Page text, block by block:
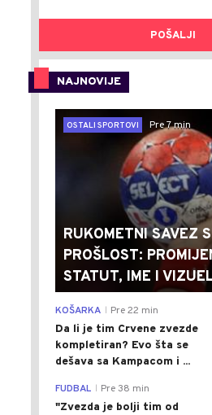
POŠALJI
NAJNOVIJE
OSTALI SPORTOVI
Pre 7 min
RUKOMETNI SAVEZ
PROŠLOST:
STATUT, IME I
KOŠARKA Pre 22 min
Da li je tim Crvene zvezde
kompletiran? Evo šta se
dešava sa Kampacom i ...
FUDBAL Pre 38 min
"Zvezda je bolji tim od